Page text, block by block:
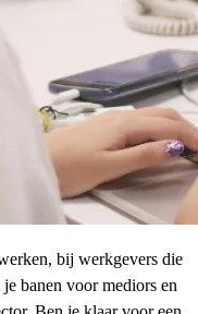
bij werkgevers die
banen voor mediors en